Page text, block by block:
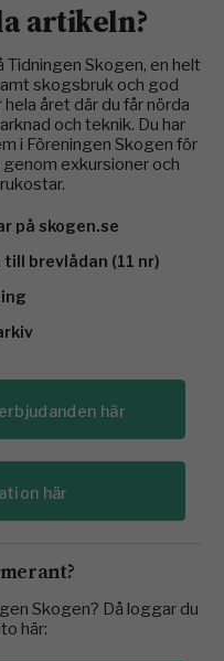
artikeln?
Tidningen Skogen, en helt
skogsbruk och god
året där du får nörda
och teknik. Du har
i Föreningen Skogen för
exkursioner och
på skogen.se
brevlådan (11 nr)
här
här
Skogen? Då loggar du
här: